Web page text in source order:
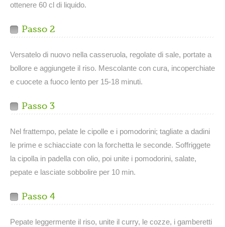
ottenere 60 cl di liquido.
Passo 2
Versatelo di nuovo nella casseruola, regolate di sale, portate a
bollore e aggiungete il riso. Mescolante con cura, incoperchiate
e cuocete a fuoco lento per 15-18 minuti.
Passo 3
Nel frattempo, pelate le cipolle e i pomodorini; tagliate a dadini
le prime e schiacciate con la forchetta le seconde. Soffriggete
la cipolla in padella con olio, poi unite i pomodorini, salate,
pepate e lasciate sobbolire per 10 min.
Passo 4
Pepate leggermente il riso, unite il curry, le cozze, i gamberetti